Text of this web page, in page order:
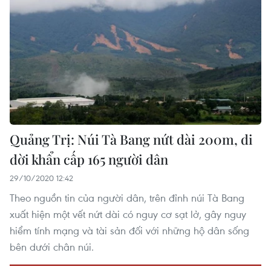
Quảng Trị: Núi Tà Bang nứt dài 200m, di
dời khẩn cấp 165 người dân
29/10/2020 12:42
Theo nguồn tin của người dân, trên đỉnh núi Tà Bang
xuất hiện một vết nứt dài có nguy cơ sạt lở, gây nguy
hiểm tính mạng và tài sản đối với những hộ dân sống
bên dưới chân núi.